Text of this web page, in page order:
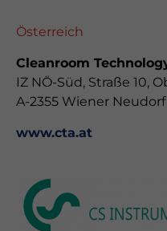
Österreich
Cleanroom
IZ NÖ-Süd, Straße 10,
A-2355 Wiener Neudorf
www.cta.at